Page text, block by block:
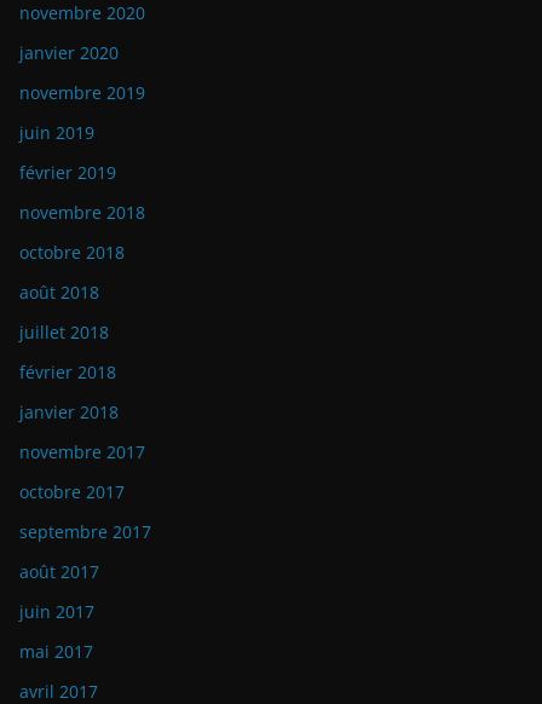
novembre 2020
janvier 2020
novembre 2019
juin 2019
février 2019
novembre 2018
octobre 2018
août 2018
juillet 2018
février 2018
janvier 2018
novembre 2017
octobre 2017
septembre 2017
août 2017
juin 2017
mai 2017
avril 2017